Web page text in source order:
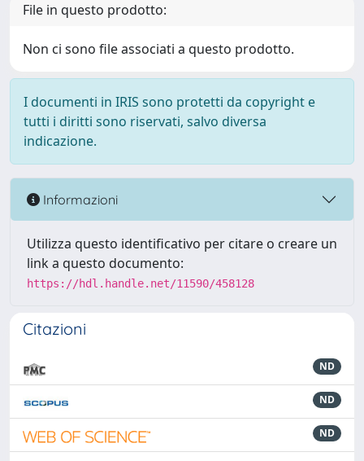
File in questo prodotto:
Non ci sono file associati a questo prodotto.
I documenti in IRIS sono protetti da copyright e
tutti i diritti sono riservati, salvo diversa
indicazione.
Informazioni
Utilizza questo identificativo per citare o creare un
link a questo documento:
https://hdl.handle.net/11590/458128
Citazioni
ND
ND
ND